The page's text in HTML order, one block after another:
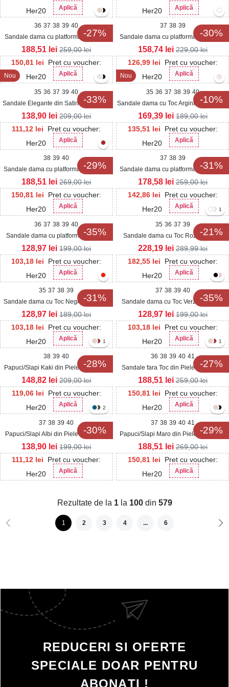
Her20
Aplică
Her20
Aplică
-27%
36 37 38 39 40
Sandale dama cu platforma Crem din
Piele Ecologica Jaresha
150,81 lei
Pret cu voucher:
Her20
Aplică
188,51 lei 259,00lei
-30%
37 38 39
Sandale dama cu platforma Negre din
Piele Ecologica Aybria
126,99 lei
Pret cu voucher:
Her20
Aplică
158,74 lei 229,00lei
Nou
-33%
35 36 37 39 40
Sandale Elegante din Satin dama Albe
Aysah
111,12 lei
Pret cu voucher:
Her20
Aplică
138,90 lei 209,00lei
Nou
-10%
35 36 37 38 39 40
Sandale dama cu Toc Argintii din Silicon
Graney
135,51 lei
Pret cu voucher:
Her20
Aplică
169,39 lei 189,00lei
-29%
38 39 40
Sandale dama cu platforma Negre din
Piele Ecologica Yerils
150,81 lei
Pret cu voucher:
Her20
Aplică
188,51 lei 269,00lei
-31%
37 38 39
Sandale dama cu platforma Negre din
Piele Ecologica Mevlia
142,86 lei
Pret cu voucher:
Her20
Aplică
178,58 lei 259,00lei
-35%
36 37 38 39 40
Sandale dama cu platforma Albe din
Piele Ecologica Adelisa
103,18 lei
Pret cu voucher:
Her20
Aplică
128,97 lei 199,00lei
-21%
1
35 36 37 39
Sandale dama cu Toc Roz Auriu din
Piele Ecologica Emma
182,55 lei
Pret cu voucher:
Her20
Aplică
228,19 lei 289,99lei
-31%
35 37 38 39
Sandale dama cu Toc Negre din Piele
Ecologica Intoarsa Shekina
103,18 lei
Pret cu voucher:
Her20
Aplică
128,97 lei 189,00lei
-35%
37 38 39 40
Sandale dama cu Toc Verzi din Textil
Vissy
103,18 lei
Pret cu voucher:
Her20
Aplică
128,97 lei 199,00lei
-28%
1
38 39 40
Papuci/Slapi Kaki din Piele Ecologica
Intoarsa Isina
119,06 lei
Pret cu voucher:
Her20
Aplică
148,82 lei 209,00lei
-27%
1
36 38 39 40 41
Sandale fara Toc din Piele Ecologica
Intoarsa dama Camel Galevra
150,81 lei
Pret cu voucher:
Her20
Aplică
188,51 lei 259,00lei
-30%
2
37 38 39 40
Papuci/Slapi Albi din Piele Ecologica
Linnye
111,12 lei
Pret cu voucher:
Her20
Aplică
138,90 lei 199,00lei
-29%
37 38 39 40 41
Papuci/Slapi Maro din Piele Ecologica
Intoarsa Davla
150,81 lei
Pret cu voucher:
Her20
Aplică
188,51 lei 269,00lei
Rezultate de la 1la 100din 579
1 2 3 4 ... 6
REDUCERI SI OFERTE
SPECIALE DOAR PENTRU
ABONAȚI !